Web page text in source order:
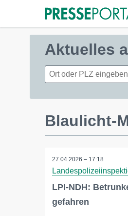
Aktuelles
Blaulicht-
27.04.2026 – 17:18
LPI-NDH:
gefahren